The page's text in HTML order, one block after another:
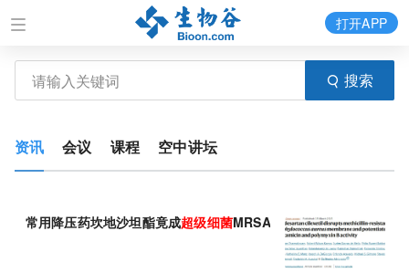
搜索
打开APP
资讯 会议 课程 空中讲坛
常用降压药坎地沙坦酯竟成超级细菌MRSA的“膜破手”